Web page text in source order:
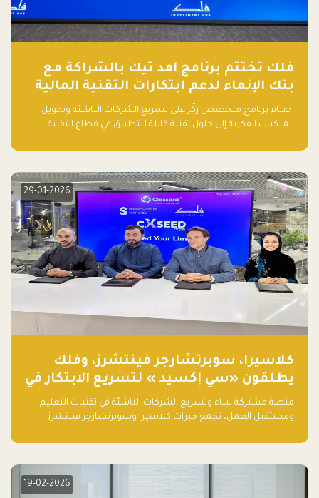
فلك تختتم برنامج امد تيك بالشراكة مع
بنك الإنماء لدعم ابتكارات التقنية المالية
اختتام برنامج متخصص ركّز على تسريع الشركات الناشئة وتحويل
الملكيات الفكرية إلى حلول تقنية قابلة للتطبيق في قطاع التقنية
29-01-2026
كلاسيرا، سوبرتشارجر فينتشرز، وفلك
يطلقون «سي إكسيد » لتسريع الابتكار في
تقنيات التعليم ومستقبل العمل
منصة مشتركة لبناء وتسريع الشركات الناشئة في تقنيات التعليم
ومستقبل العمل، تجمع خبرات كلاسيرا وسوبرتشارجر فينتشرز
العالمية.
19-02-2026